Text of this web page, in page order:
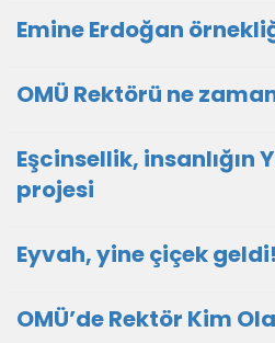
Emine Erdoğan
OMÜ Rektörü ne
Eşcinsellik,
projesi
Eyvah, yine çiçek geldi!
OMÜ’de Rektör Kim